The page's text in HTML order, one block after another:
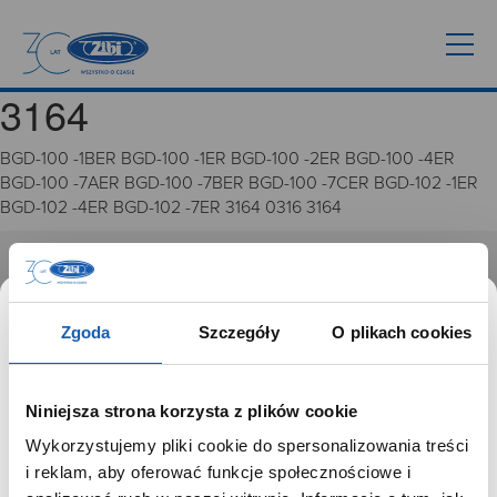
Zgoda Szczegóły O plikach cookies
Niniejsza strona korzysta z plików cookie
Wykorzystujemy pliki cookie do spersonalizowania treści
i reklam, aby oferować funkcje społecznościowe i
3164
BGD-100 -1BER BGD-100 -1ER BGD-100 -2ER BGD-100 -4ER
BGD-100 -7AER BGD-100 -7BER BGD-100 -7CER BGD-102 -1ER
BGD-102 -4ER BGD-102 -7ER 3164 0316 3164
GRUPA ZIBI
Historia
Kariera
Zgoda na ciasteczka
SZANOWNY UŻYTKOWNIKU,